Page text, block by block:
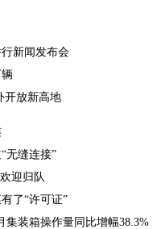
新闻发布会
开放新高地
无缝连接”
迎归队
了“许可证”
装箱操作量同比增幅38.3%